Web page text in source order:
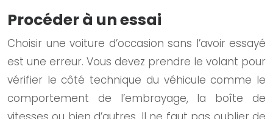
Procéder à un essai
Choisir une voiture d’occasion sans l’avoir essayé
est une erreur. Vous devez prendre le volant pour
vérifier le côté technique du véhicule comme le
comportement de l’embrayage, la boîte de